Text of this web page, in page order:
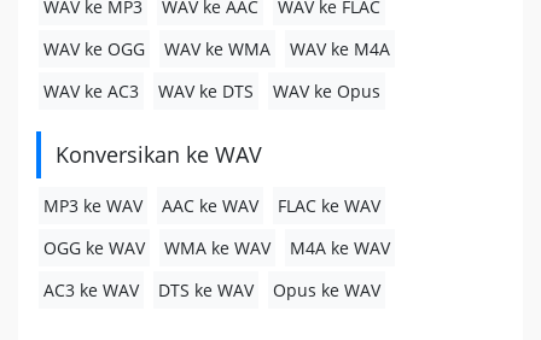
WAV ke MP3 WAV ke AAC
WAV ke FLAC
WAV ke OGG
WAV ke WMA
WAV ke M4A
WAV ke AC3
WAV ke DTS WAV ke Opus
Konversikan ke WAV
MP3 ke WAV AAC ke WAV
FLAC ke WAV
OGG ke WAV
WMA ke WAV
M4A ke WAV
AC3 ke WAV
DTS ke WAV Opus ke WAV